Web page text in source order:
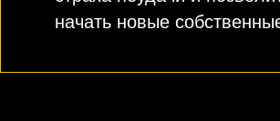
начать новые